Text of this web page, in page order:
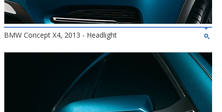
BMW Concept X4, 2013 - Headlight